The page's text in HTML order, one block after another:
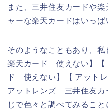
また、三井住友カードや
ャーな楽天カードはいっぱ
そのようなこともあり、
楽天カード 使えない】
ド 使えない】【 アット
アットレンズ 三井住友
じで色々と調べてみること